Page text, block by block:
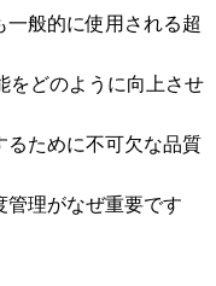
般的に使用される超
をどのように向上させ
るために不可欠な品質
管理がなぜ重要です